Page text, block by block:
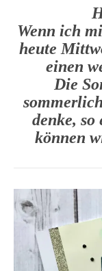
Wenn ich
heute
einen
Die
denke,
können